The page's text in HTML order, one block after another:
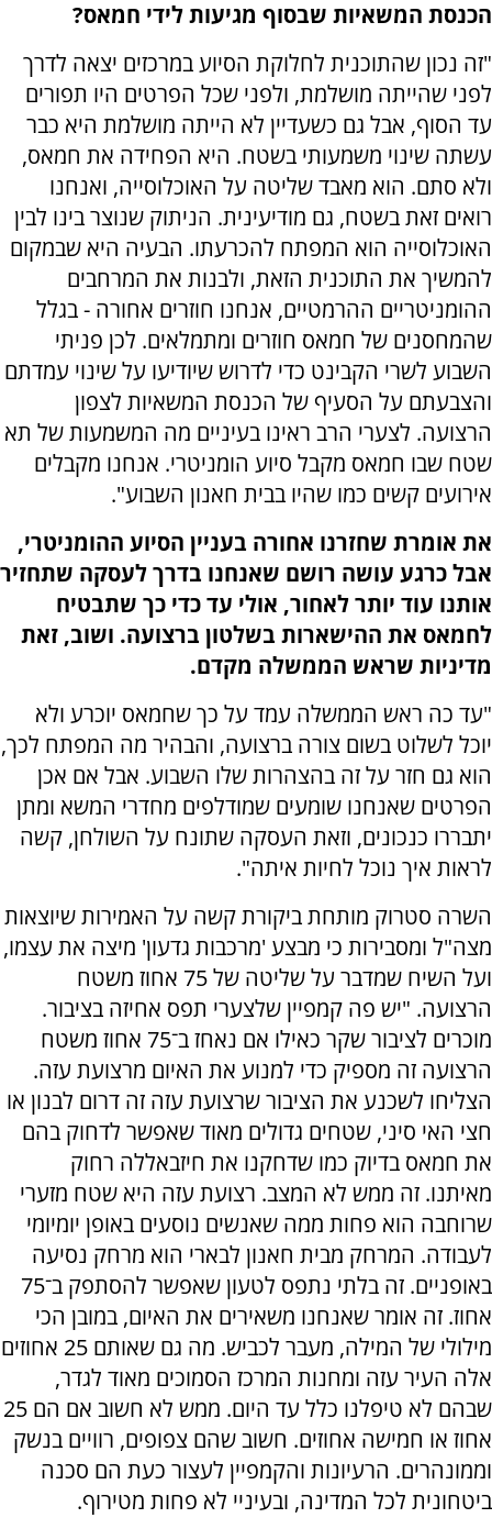
הכנסת המשאיות שבסוף מגיעות לידי חמאס?
"זה נכון שהתוכנית לחלוקת הסיוע במרכזים יצאה לדרך
לפני שהייתה מושלמת, ולפני שכל הפרטים היו תפורים
עד הסוף, אבל גם כשעדיין לא הייתה מושלמת היא כבר
עשתה שינוי משמעותי בשטח. היא הפחידה את חמאס,
ולא סתם. הוא מאבד שליטה על האוכלוסייה, ואנחנו
רואים זאת בשטח, גם מודיעינית. הניתוק שנוצר בינו לבין
האוכלוסייה הוא המפתח להכרעתו. הבעיה היא שבמקום
להמשיך את התוכנית הזאת, ולבנות את המרחבים
ההומניטריים ההרמטיים, אנחנו חוזרים אחורה - בגלל
שהמחסנים של חמאס חוזרים ומתמלאים. לכן פניתי
השבוע לשרי הקבינט כדי לדרוש שיודיעו על שינוי עמדתם
והצבעתם על הסעיף של הכנסת המשאיות לצפון
הרצועה. לצערי הרב ראינו בעיניים מה המשמעות של תא
שטח שבו חמאס מקבל סיוע הומניטרי. אנחנו מקבלים
אירועים קשים כמו שהיו בבית חאנון השבוע".
את אומרת שחזרנו אחורה בעניין הסיוע ההומניטרי,
אבל כרגע עושה רושם שאנחנו בדרך לעסקה שתחזיר
אותנו עוד יותר לאחור, אולי עד כדי כך שתבטיח
לחמאס את ההישארות בשלטון ברצועה. ושוב, זאת
מדיניות שראש הממשלה מקדם.
"עד כה ראש הממשלה עמד על כך שחמאס יוכרע ולא
יוכל לשלוט בשום צורה ברצועה, והבהיר מה המפתח לכך,
הוא גם חזר על זה בהצהרות שלו השבוע. אבל אם אכן
הפרטים שאנחנו שומעים שמודלפים מחדרי המשא ומתן
יתבררו כנכונים, וזאת העסקה שתונח על השולחן, קשה
לראות איך נוכל לחיות איתה".
השרה סטרוק מותחת ביקורת קשה על האמירות שיוצאות
מצה"ל ומסבירות כי מבצע 'מרכבות גדעון' מיצה את עצמו,
ועל השיח שמדבר על שליטה של 75 אחוז משטח
הרצועה. "יש פה קמפיין שלצערי תפס אחיזה בציבור.
מוכרים לציבור שקר כאילו אם נאחז ב־75 אחוז משטח
הרצועה זה מספיק כדי למנוע את האיום מרצועת עזה.
הצליחו לשכנע את הציבור שרצועת עזה זה דרום לבנון או
חצי האי סיני, שטחים גדולים מאוד שאפשר לדחוק בהם
את חמאס בדיוק כמו שדחקנו את חיזבאללה רחוק
מאיתנו. זה ממש לא המצב. רצועת עזה היא שטח מזערי
שרוחבה הוא פחות ממה שאנשים נוסעים באופן יומיומי
לעבודה. המרחק מבית חאנון לבארי הוא מרחק נסיעה
באופניים. זה בלתי נתפס לטעון שאפשר להסתפק ב־75
אחוז. זה אומר שאנחנו משאירים את האיום, במובן הכי
מילולי של המילה, מעבר לכביש. מה גם שאותם 25 אחוזים
אלה העיר עזה ומחנות המרכז הסמוכים מאוד לגדר,
שבהם לא טיפלנו כלל עד היום. ממש לא חשוב אם הם 25
אחוז או חמישה אחוזים. חשוב שהם צפופים, רוויים בנשק
וממונהרים. הרעיונות והקמפיין לעצור כעת הם סכנה
ביטחונית לכל המדינה, ובעיניי לא פחות מטירוף.